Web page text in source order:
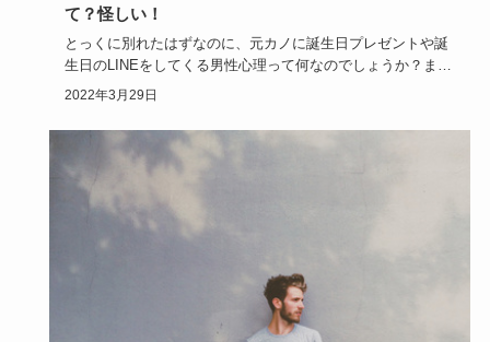
て？怪しい！
とっくに別れたはずなのに、元カノに誕生日プレゼントや誕
生日のLINEをしてくる男性心理って何なのでしょうか？また
やり直した…
2022年3月29日